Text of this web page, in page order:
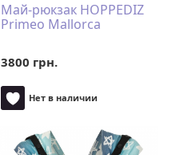
Май-рюкзак HOPPEDIZ
Primeo Mallorca
3800 грн.
Нет в наличии